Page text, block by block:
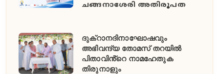
ചങ്ങനാശേരി അതിരൂപത
ദുക്റാനദിനാഘോഷവും
അഭിവന്ദ്യ തോമസ് തറയിൽ
പിതാവിൻ്റെ നാമഹേതുക
തിരുനാളും